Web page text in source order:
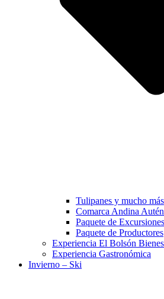
Tulipanes y mucho más
Comarca Andina
Paquete de
Paquete de Productores
Experiencia El Bolsón
Experiencia Gastronómica
Invierno – Ski